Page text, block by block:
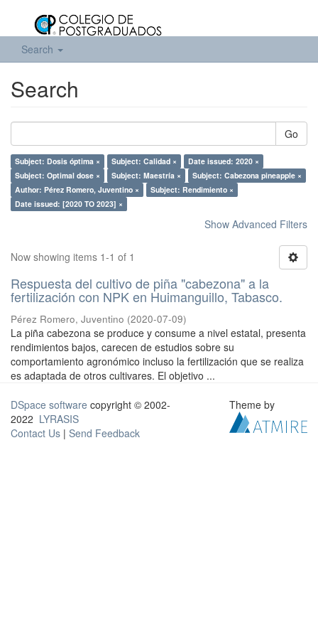
Search
Search
Go
Subject: Dosis óptima × Subject: Calidad ×
Date issued: 2020 ×
Subject: Optimal dose ×
Subject: Maestría ×
Subject: Cabezona pineapple ×
Author: Pérez Romero, Juventino ×
Subject: Rendimiento ×
Date issued: [2020 TO 2023] ×
Show Advanced Filters
Now showing items 1-1 of 1
Respuesta del cultivo de piña "cabezona" a la
fertilización con NPK en Huimanguillo, Tabasco.
Pérez Romero, Juventino (2020-07-09)
La piña cabezona se produce y consume a nivel estatal, presenta
rendimientos bajos, carecen de estudios sobre su
comportamiento agronómico incluso la fertilización que se realiza
es adaptada de otros cultivares. El objetivo ...
DSpace software copyright © 2002-
2022 LYRASIS
Contact Us | Send Feedback
Theme by